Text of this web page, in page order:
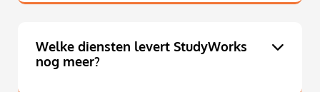
Welke diensten levert StudyWorks
nog meer?